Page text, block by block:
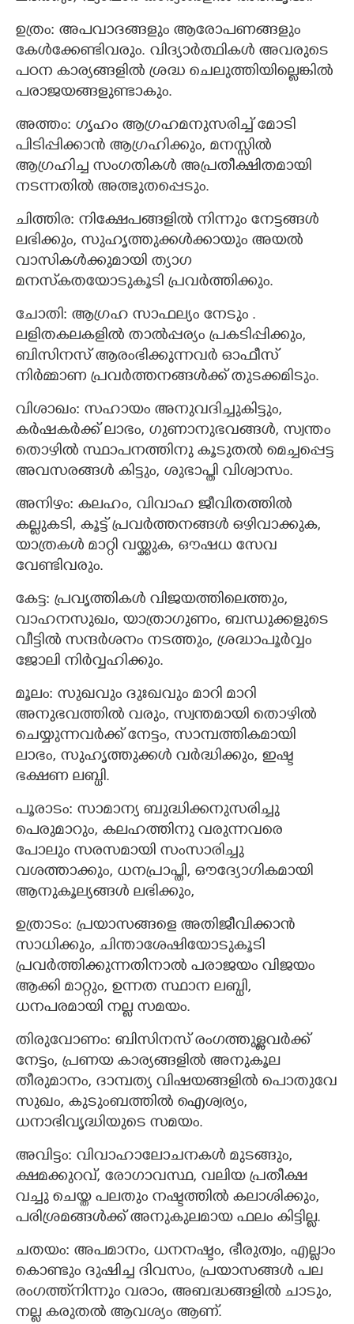
ഉത്രം: അപവാദങ്ങളും ആരോപണങ്ങളും
കേൾക്കേണ്ടിവരും. വിദ്യാർത്ഥികൾ അവരുടെ
പഠന കാര്യങ്ങളിൽ ശ്രദ്ധ ചെലുത്തിയില്ലെങ്കിൽ
പരാജയങ്ങളുണ്ടാകും.
അത്തം: ഗൃഹം ആഗ്രഹമനുസരിച്ച് മോടി
പിടിപ്പിക്കാൻ ആഗ്രഹിക്കും, മനസ്സിൽ
ആഗ്രഹിച്ച സംഗതികൾ അപ്രതീക്ഷിതമായി
നടന്നതിൽ അത്ഭുതപ്പെടും.
ചിത്തിര: നിക്ഷേപങ്ങളിൽ നിന്നും നേട്ടങ്ങൾ
ലഭിക്കും, സുഹൃത്തുക്കൾക്കായും അയൽ
വാസികൾക്കുമായി ത്യാഗ
മനസ്‌കതയോടുകൂടി പ്രവർത്തിക്കും.
ചോതി: ആഗ്രഹ സാഫല്യം നേടും .
ലളിതകലകളിൽ താൽപ്പര്യം പ്രകടിപ്പിക്കും,
ബിസിനസ് ആരംഭിക്കുന്നവർ ഓഫീസ്
നിർമ്മാണ പ്രവർത്തനങ്ങൾക്ക് തുടക്കമിടും.
വിശാഖം: സഹായം അനുവദിച്ചുകിട്ടും,
കർഷകർക്ക് ലാഭം, ഗുണാനുഭവങ്ങൾ, സ്വന്തം
തൊഴിൽ സ്ഥാപനത്തിനു കൂടുതൽ മെച്ചപ്പെട്ട
അവസരങ്ങൾ കിട്ടും, ശുഭാപ്തി വിശ്വാസം.
അനിഴം: കലഹം, വിവാഹ ജീവിതത്തിൽ
കല്ലുകടി, കൂട്ട് പ്രവർത്തനങ്ങൾ ഒഴിവാക്കുക,
യാത്രകൾ മാറ്റി വയ്ക്കുക, ഔഷധ സേവ
വേണ്ടിവരും.
കേട്ട: പ്രവൃത്തികൾ വിജയത്തിലെത്തും,
വാഹനസുഖം, യാത്രാഗുണം, ബന്ധുക്കളുടെ
വീട്ടിൽ സന്ദർശനം നടത്തും, ശ്രദ്ധാപൂർവ്വം
ജോലി നിർവ്വഹിക്കും.
മൂലം: സുഖവും ദുഃഖവും മാറി മാറി
അനുഭവത്തിൽ വരും, സ്വന്തമായി തൊഴിൽ
ചെയ്യുന്നവർക്ക് നേട്ടം, സാമ്പത്തികമായി
ലാഭം, സുഹൃത്തുക്കൾ വർദ്ധിക്കും, ഇഷ്ട
ഭക്ഷണ ലബ്ധി.
പൂരാടം: സാമാന്യ ബുദ്ധിക്കനുസരിച്ചു
പെരുമാറും, കലഹത്തിനു വരുന്നവരെ
പോലും സരസമായി സംസാരിച്ചു
വശത്താക്കും, ധനപ്രാപ്തി, ഔദ്യോഗികമായി
ആനുകൂല്യങ്ങൾ ലഭിക്കും,
ഉത്രാടം: പ്രയാസങ്ങളെ അതിജീവിക്കാൻ
സാധിക്കും, ചിന്താശേഷിയോടുകൂടി
പ്രവർത്തിക്കുന്നതിനാൽ പരാജയം വിജയം
ആക്കി മാറ്റും, ഉന്നത സ്ഥാന ലബ്ധി,
ധനപരമായി നല്ല സമയം.
തിരുവോണം: ബിസിനസ് രംഗത്തുള്ളവർക്ക്
നേട്ടം, പ്രണയ കാര്യങ്ങളിൽ അനുകൂല
തീരുമാനം, ദാമ്പത്യ വിഷയങ്ങളിൽ പൊതുവേ
സുഖം, കുടുംബത്തിൽ ഐശ്വര്യം,
ധനാഭിവൃദ്ധിയുടെ സമയം.
അവിട്ടം: വിവാഹാലോചനകൾ മുടങ്ങും,
ക്ഷമക്കുറവ്, രോഗാവസ്ഥ, വലിയ പ്രതീക്ഷ
വച്ചു ചെയ്ത പലതും നഷ്ടത്തിൽ കലാശിക്കും,
പരിശ്രമങ്ങൾക്ക് അനുകുലമായ ഫലം കിട്ടില്ല.
ചതയം: അപമാനം, ധനനഷ്ടം, ഭീരുത്വം, എല്ലാം
കൊണ്ടും ദുഷിച്ച ദിവസം, പ്രയാസങ്ങൾ പല
രംഗത്ത്നിന്നും വരാം, അബദ്ധങ്ങളിൽ ചാടും,
നല്ല കരുതൽ ആവശ്യം ആണ്.